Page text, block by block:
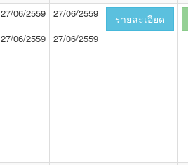
27/06/2559
-
27/06/2559
27/06/2559
-
27/06/2559
รายละเอียด